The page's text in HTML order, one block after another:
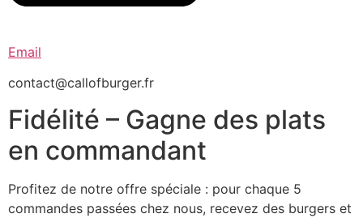
Email
contact@callofburger.fr
Fidélité – Gagne des plats
en commandant
Profitez de notre offre spéciale : pour chaque 5
commandes passées chez nous, recevez des burgers et